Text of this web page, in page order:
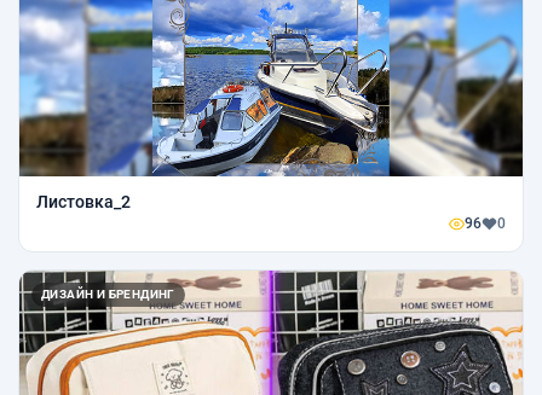
Листовка_2
96 0
ДИЗАЙН И БРЕНДИНГ